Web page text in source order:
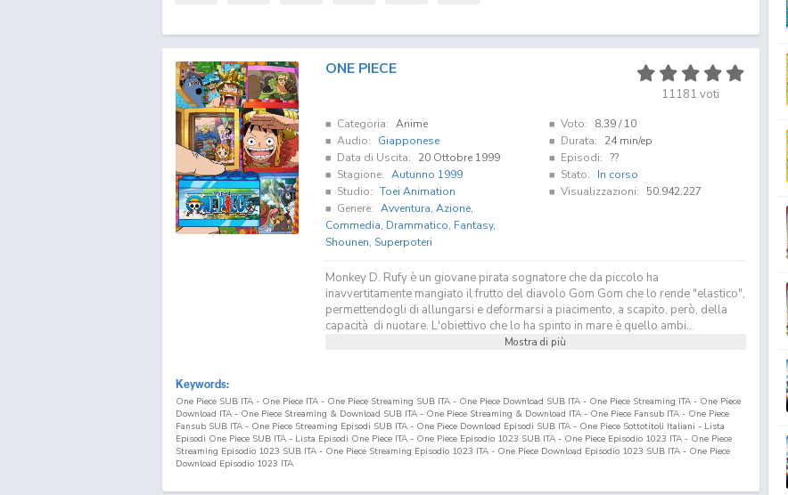
ONE PIECE
11181 voti
Categoria: Anime
Audio:
Giapponese
Data di Uscita:
20 Ottobre 1999
Stagione: Autunno 1999
Studio: Toei Animation
Genere: Avventura, Azione,
Commedia, Drammatico, Fantasy,
Shounen, Superpoteri
Voto: 8.39/ 10
Durata:
24 min/ep
Episodi: ??
Stato:
In corso
Visualizzazioni:
50.942.227
Monkey D. Rufy è un giovane pirata sognatore che da piccolo ha
inavvertitamente mangiato il frutto del diavolo Gom Gom che lo rende "elastico",
permettendogli di allungarsi e deformarsi a piacimento, a scapito, però, della
capacità di nuotare. L'obiettivo che lo ha spinto in mare è quello ambi...
Mostra di più
Keywords:
One Piece SUB ITA - One Piece ITA - One Piece Streaming SUB ITA - One Piece Download SUB ITA - One Piece Streaming ITA - One Piece
Download ITA - One Piece Streaming & Download SUB ITA - One Piece Streaming & Download ITA - One Piece Fansub ITA - One Piece
Fansub SUB ITA - One Piece Streaming Episodi SUB ITA - One Piece Download Episodi SUB ITA - One Piece Sottotitoli Italiani - Lista
Episodi One Piece SUB ITA - Lista Episodi One Piece ITA - One Piece Episodio 1023 SUB ITA - One Piece Episodio 1023 ITA - One Piece
Streaming Episodio 1023 SUB ITA - One Piece Streaming Episodio 1023 ITA - One Piece Download Episodio 1023 SUB ITA - One Piece
Download Episodio 1023 ITA